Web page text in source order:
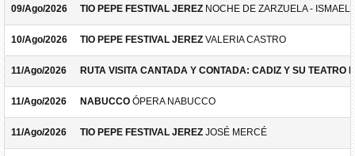
09/Ago/2026 TIO PEPE FESTIVAL JEREZ NOCHE DE ZARZUELA -
10/Ago/2026 TIO PEPE FESTIVAL JEREZ VALERIA CASTRO
11/Ago/2026 RUTA VISITA CANTADA Y CONTADA: CADIZ Y SU TEATRO
11/Ago/2026 NABUCCO ÓPERA NABUCCO
11/Ago/2026 TIO PEPE FESTIVAL JEREZ JOSÉ MERCÉ